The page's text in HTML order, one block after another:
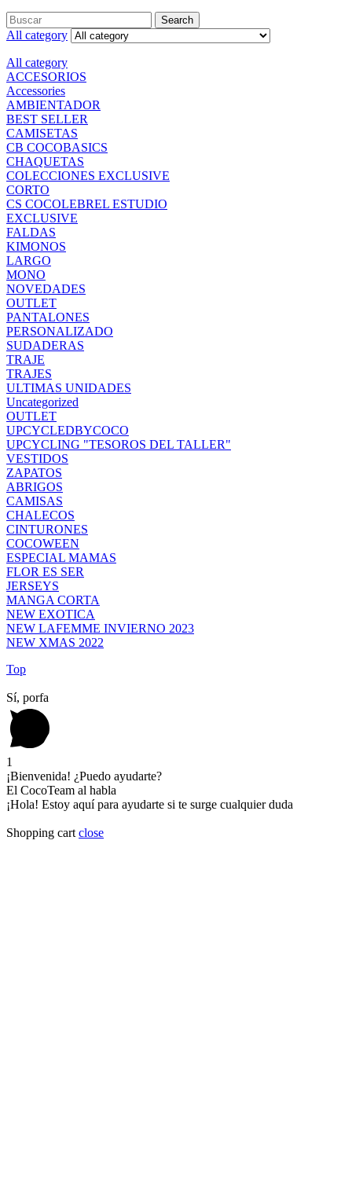
Search
All category
All category
ACCESORIOS
Accessories
AMBIENTADOR
BEST SELLER
CAMISETAS
CB COCOBASICS
CHAQUETAS
COLECCIONES EXCLUSIVE
CORTO
CS COCOLEBREL ESTUDIO
EXCLUSIVE
FALDAS
KIMONOS
LARGO
MONO
NOVEDADES
OUTLET
PANTALONES
PERSONALIZADO
SUDADERAS
TRAJE
TRAJES
ULTIMAS UNIDADES
Uncategorized
OUTLET
UPCYCLEDBYCOCO
UPCYCLING "TESOROS DEL TALLER"
VESTIDOS
ZAPATOS
ABRIGOS
CAMISAS
CHALECOS
CINTURONES
COCOWEEN
ESPECIAL MAMAS
FLOR ES SER
JERSEYS
MANGA CORTA
NEW EXOTICA
NEW LAFEMME INVIERNO 2023
NEW XMAS 2022
Top
Sí, porfa
1
¡Bienvenida! ¿Puedo ayudarte?
El CocoTeam al habla
¡Hola! Estoy aquí para ayudarte si te surge cualquier duda
Shopping cart close